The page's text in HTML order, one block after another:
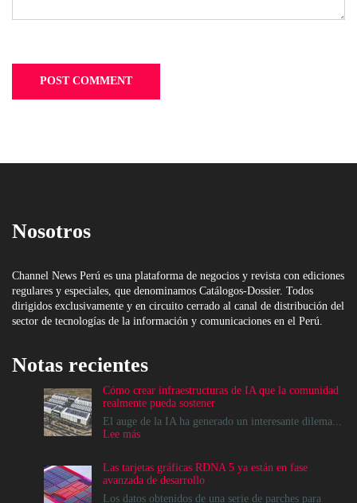
Nosotros
Channel News Perú es una plataforma de negocios y revista con ediciones
regulares y especiales, que denominamos Catálogos-Dossier. Todos
dirigidos exclusivamente y en circuito cerrado al canal de distribución del
sector de tecnologías de la información y comunicaciones en el Perú.
Notas recientes
Cómo crear infraestructuras de IA que la comunidad
realmente pueda sostener
El auge de la IA ha generado un interesante dilema...
Lee más:
infraestructuras
de
IA
Las tarjetas gráficas RDNA 5 ya están en fase
avanzada de desarrollo
Los datos obtenidos de una serie de parches para